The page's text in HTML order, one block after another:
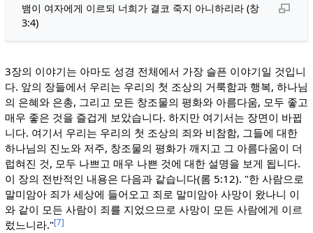
뱀이 여자에게 이르되 너희가 결코 죽지 아니하리라 (창
3:4)
3장의 이야기는 아마도 성경 전체에서 가장 슬픈 이야기일 것입니
다. 앞의 장들에서 우리는 우리의 첫 조상의 거룩함과 행복, 하나님
의 은혜와 은총, 그리고 모든 창조물의 평화와 아름다움, 모두 좋고
매우 좋은 것을 즐겁게 보았습니다. 하지만 여기서는 장면이 바뀝
니다. 여기서 우리는 우리의 첫 조상의 죄와 비참함, 그들에 대한
하나님의 진노와 저주, 창조물의 평화가 깨지고 그 아름다움이 더
럽혀진 것, 모두 나쁘고 매우 나쁜 것에 대한 설명을 보게 됩니다.
이 장의 전반적인 내용은 다음과 같습니다(롬 5:12). "한 사람으로
말미암아 죄가 세상에 들어오고 죄로 말미암아 사망이 왔나니 이
와 같이 모든 사람이 죄를 지었으므로 사망이 모든 사람에게 이르
렀느니라."[7]